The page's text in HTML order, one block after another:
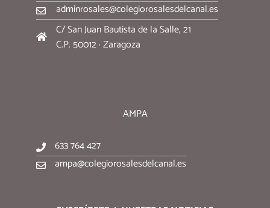
adminrosales@colegiorosalesdelcanal.es
C/ San Juan Bautista de la Salle, 21
C.P. 50012 · Zaragoza
AMPA
633 764 427
ampa@colegiorosalesdelcanal.es